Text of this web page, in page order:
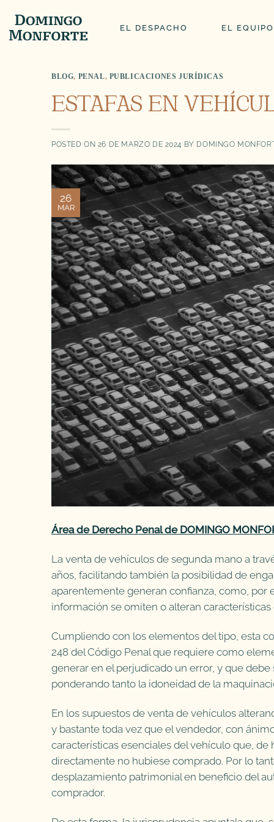
contenido
EL DESPACHO EL EQUIPO
BLOG, PENAL, PUBLICACIONES JURÍDICAS
ESTAFAS EN
POSTED ON 26 DE MARZO DE 2024 BY DOMINGO
26
MAR
Área de Derecho Penal de DOMINGO
La venta de vehículos de segunda mano a
años, facilitando también la posibilidad de
aparentemente generan confianza, como,
información se omiten o alteran
Cumpliendo con los elementos del tipo, esta
248 del Código Penal que requiere como
generar en el perjudicado un error, y que
ponderando tanto la idoneidad de la
En los supuestos de venta de vehículos
y bastante toda vez que el vendedor, con
características esenciales del vehículo que,
directamente no hubiese comprado. Por lo
desplazamiento patrimonial en beneficio del
comprador.